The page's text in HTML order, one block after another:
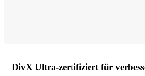
DivX Ultra-zertifiziert für